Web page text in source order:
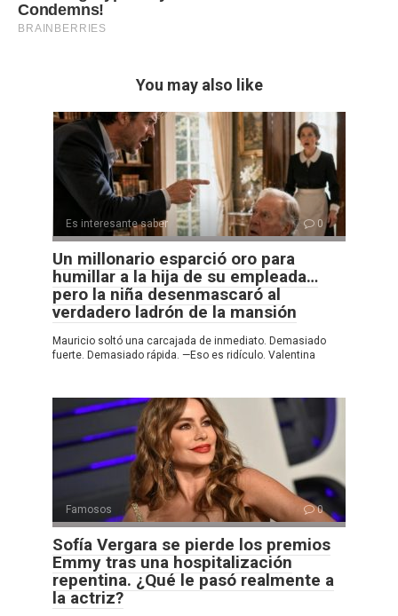
You may also like
Es interesante saber 0
Un millonario esparció oro para
humillar a la hija de su empleada…
pero la niña desenmascaró al
verdadero ladrón de la mansión
Mauricio soltó una carcajada de inmediato. Demasiado
fuerte. Demasiado rápida. —Eso es ridículo. Valentina
Famosos 0
Sofía Vergara se pierde los premios
Emmy tras una hospitalización
repentina. ¿Qué le pasó realmente a
la actriz?